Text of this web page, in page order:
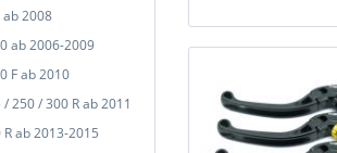
ab 2008
ab 2006-2009
F ab 2010
/ 250 / 300 R ab 2011
R ab 2013-2015